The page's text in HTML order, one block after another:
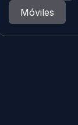
Móviles